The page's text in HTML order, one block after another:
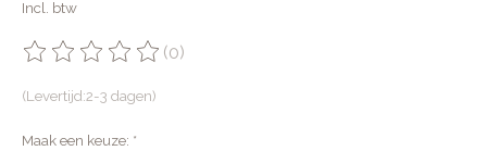
Incl. btw
De beoordeling van dit product is
(0)
(Levertijd:2-3 dagen)
Maak een keuze: *